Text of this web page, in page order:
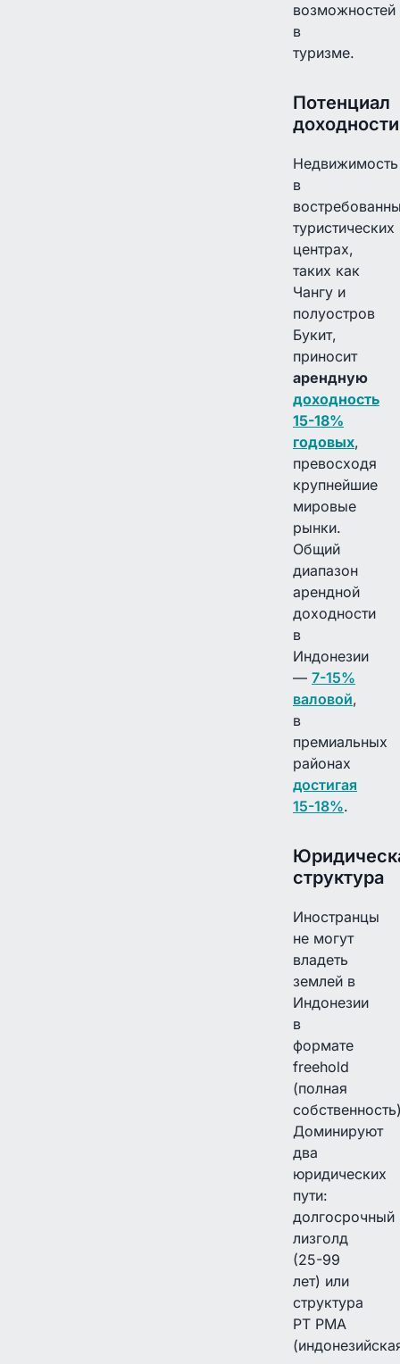
возможностей
в
туризме.
Потенциал
доходности
Недвижимость
в
туристических
центрах,
таких как
Чангу и
полуостров
Букит,
приносит
арендную
доходность
15-18%
годовых,
превосходя
крупнейшие
мировые
рынки.
Общий
диапазон
арендной
доходности
в
Индонезии
— 7-15%
валовой,
в
премиальных
районах
достигая
15-18%.
структура
Иностранцы
не могут
владеть
землей в
Индонезии
в
формате
freehold
(полная
Доминируют
два
юридических
пути:
долгосрочный
лизголд
(25-99
лет) или
структура
PT PMA